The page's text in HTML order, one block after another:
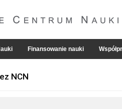
Finansowanie nauki
NCN